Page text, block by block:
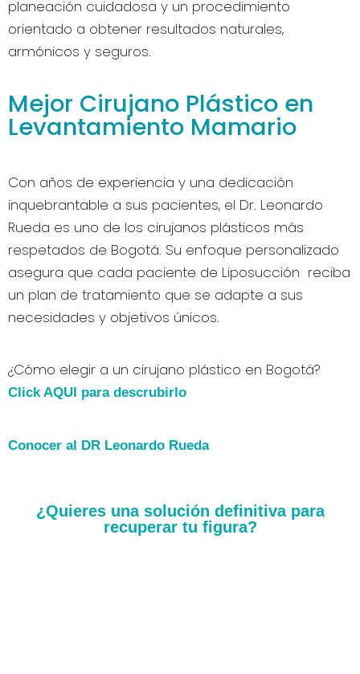
planeación cuidadosa y un procedimiento
orientado a obtener resultados naturales,
armónicos y seguros.
Mejor Cirujano Plástico en
Levantamiento Mamario
Con años de experiencia y una dedicación
inquebrantable a sus pacientes, el Dr. Leonardo
Rueda es uno de los cirujanos plásticos más
respetados de Bogotá. Su enfoque personalizado
asegura que cada paciente de Liposucción reciba
un plan de tratamiento que se adapte a sus
necesidades y objetivos únicos.
¿Cómo elegir a un cirujano plástico en Bogotá?
Click AQUI para descrubirlo
Conocer al DR Leonardo Rueda
¿Quieres una solución definitiva para
recuperar tu figura?